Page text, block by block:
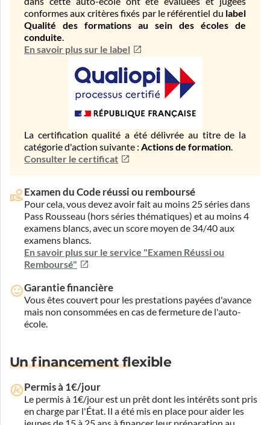
conformes aux critères fixés par le référentiel du label
Qualité des formations au sein des écoles de
conduite.
En savoir plus sur le label
La certification qualité a été délivrée au titre de la
catégorie d'action suivante : Actions de formation.
Consulter le certificat
Examen du Code réussi ou remboursé
Pour cela, vous devez avoir fait au moins 25 séries dans
Pass Rousseau (hors séries thématiques) et au moins 4
examens blancs, avec un score moyen de 34/40 aux
examens blancs.
En savoir plus sur le service "Examen Réussi ou
Remboursé"
Garantie financière
Vous êtes couvert pour les prestations payées d'avance
mais non consommées en cas de fermeture de l'auto-
école.
Un financement flexible
Permis à 1€/jour
Le permis à 1€/jour est un prêt dont les intérêts sont pris
en charge par l'État. Il a été mis en place pour aider les